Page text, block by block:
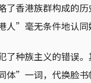
了香港族群构成的
”毫无条件地认同
了种族主义的错误
体”一词，代换脸